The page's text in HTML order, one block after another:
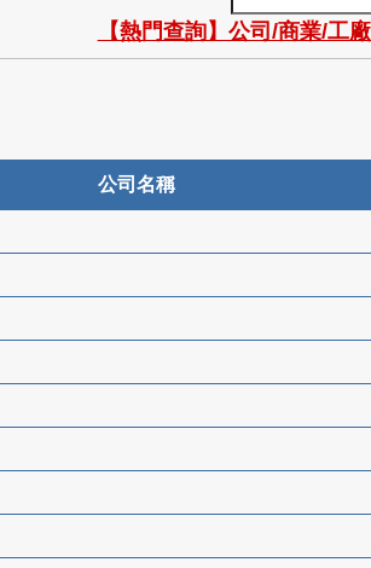
站
檢
索
【熱門查詢】公司/商業/工
公司名稱